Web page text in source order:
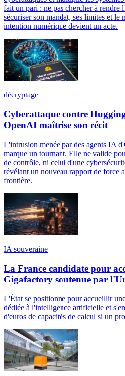
fait un pari : ne pas chercher à rendre
sécuriser son mandat, ses limites et le
intention numérique devient un acte.
décryptage
Cyberattaque contre
OpenAI maîtrise son récit
L'intrusion menée par des agents IA
marque un tournant. Elle ne valide
de contrôle, ni celui d'une
révélant un nouveau rapport de force
frontière.
IA souveraine
La France candidate pour
Gigafactory soutenue par
L'État se positionne pour accueillir
dédiée à l'intelligence artificielle et
d'euros de capacités de calcul si un